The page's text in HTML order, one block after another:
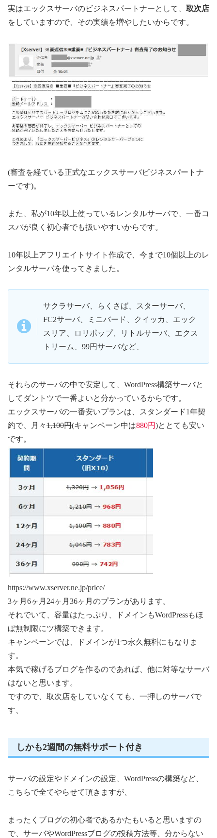
実はエックスサーバのビジネスパートナーとして、 取次店
をしていますので、その実績を増やしたいからです。
(審査を経ている正式なエックスサーバビジネスパートナ
ーです)。
また、私が10年以上使っているレンタルサーバで、一番コ
スパが良く初心者でも扱いやすいからです。
10年以上アフリエイトサイト作成で、今まで10個以上のレ
ンタルサーバを使ってきました。
サクラサーバ、らくさば、スターサーバ、
FC2サーバ、ミニバード、クイッカ、エック
スリア、ロリポップ、リトルサーバ、エクス
トリーム、99円サーバなど、
それらのサーバの中で安定して、WordPress構築サーバと
してダントツで一番よいと分かっているからです。
エックスサーバの一番安いプランは、スタンダード1年契
約で、月々1,100円(キャンペーン中は880円)ととても安い
です。
https://www.xserver.ne.jp/price/
3ヶ月6ヶ月24ヶ月36ヶ月のプランがあります。
それでいて、容量はたっぷり、ドメインもWordPressもほ
ぼ無制限にツ構築できます。
キャンペーンでは、ドメインが1つ永久無料にもなりま
す。
本気で稼げるブログを作るのであれば、他に対等なサーバ
はないと思います。
ですので、取次店をしていなくても、一押しのサーバで
す、
しかも2週間の無料サポート付き
サーバの設定やドメインの設定、WordPressの構築など、
こちらで全てやらせて頂きますが、
まったくブログの初心者であるかたもいると思いますの
で、サーバやWordPressブログの投稿方法等、分からない